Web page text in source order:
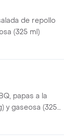
de repollo
(325 ml)
papas a la
y gaseosa (325